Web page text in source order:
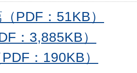
PDF：51KB）
：3,885KB）
：190KB）